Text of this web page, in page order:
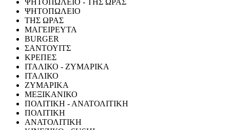
ΨΗΤΟΠΩΛΕΙΟ - ΤΗΣ ΩΡΑΣ
ΨΗΤΟΠΩΛΕΙΟ
ΤΗΣ ΩΡΑΣ
ΜΑΓΕΙΡΕΥΤΑ
BURGER
ΣΑΝΤΟΥΙΤΣ
ΚΡΕΠΕΣ
ΙΤΑΛΙΚΟ - ΖΥΜΑΡΙΚΑ
ΙΤΑΛΙΚΟ
ΖΥΜΑΡΙΚΑ
ΜΕΞΙΚΑΝΙΚΟ
ΠΟΛΙΤΙΚΗ - ΑΝΑΤΟΛΙΤΙΚΗ
ΠΟΛΙΤΙΚΗ
ΑΝΑΤΟΛΙΤΙΚΗ